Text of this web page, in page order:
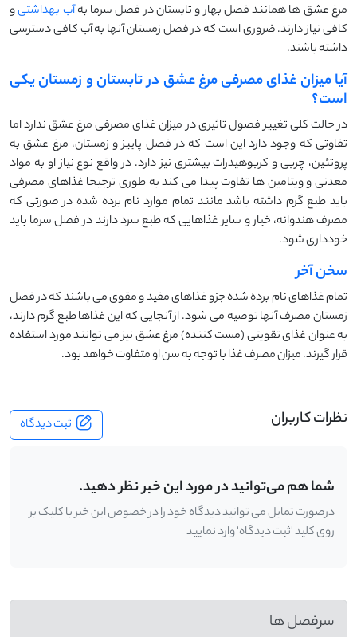
مرغ عشق ها همانند فصل بهار و تابستان در فصل سرما بهآب بهداشتیو
کافی نیاز دارند. ضروری است که در فصل زمستان آنها به آب کافی دسترسی
داشته باشند.
آیا میزان غذای مصرفی مرغ عشق در تابستان و زمستان یکی
است؟
در حالت کلی تغییر فصول تاثیری در میزان غذای مصرفی مرغ عشق ندارد اما
تفاوتی که وجود دارد این است که در فصل پاییز و زمستان، مرغ عشق به
پروتئین، چربی و کربوهیدرات بیشتری نیز دارد. در واقع نوع نیاز او به مواد
معدنی و ویتامین ها تفاوت پیدا می کند به طوری ترجیحا غذاهای مصرفی
باید طبع گرم داشته باشد مانند تمام موارد نام برده شده در صورتی که
مصرف هندوانه، خیار و سایر غذاهایی که طبع سرد دارند در فصل سرما باید
خودداری شود.
سخن آخر
تمام غذاهای نام برده شده جزو غذاهای مفید و مقوی می باشند که در فصل
زمستان مصرف آنها توصیه می شود. از آنجایی که این غذاها طبع گرم دارند،
به عنوان غذای تقویتی (مست کننده) مرغ عشق نیز می توانند مورد استفاده
قرار گیرند. میزان مصرف غذا با توجه به سن او متفاوت خواهد بود.
نظرات کاربران ثبت دیدگاه
شما هم می‌توانید در مورد این خبر نظر دهید.
درصورت تمایل می توانید دیدگاه خود را در خصوص این خبر با کلیک بر
روی کلید 'ثبت دیدگاه' وارد نمایید
سرفصل ها